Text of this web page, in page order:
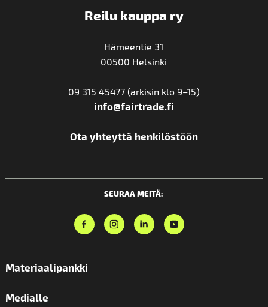
Reilu kauppa ry
Hämeentie 31
00500 Helsinki
09 315 45477 (arkisin klo 9–15)
info@fairtrade.fi
Ota yhteyttä henkilöstöön
SEURAA MEITÄ:
Materiaalipankki
Medialle